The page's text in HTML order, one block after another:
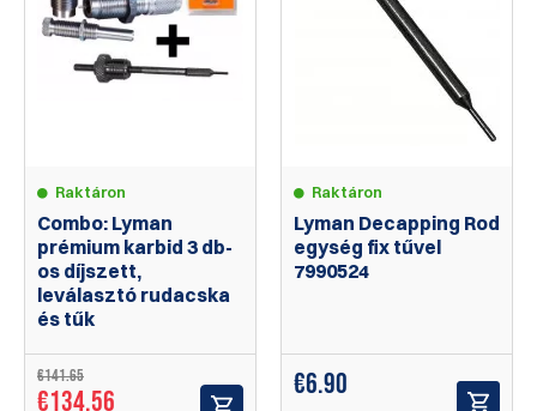
Raktáron
Combo: Lyman
prémium karbid 3 db-
os díjszett,
leválasztó rudacska
és tűk
€141.65
€134.56
Raktáron
Lyman Decapping Rod
egység fix tűvel
7990524
€6.90